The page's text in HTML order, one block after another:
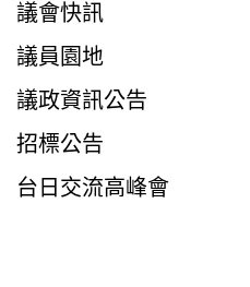
議會快訊
議員園地
議政資訊公告
招標公告
台日交流高峰會